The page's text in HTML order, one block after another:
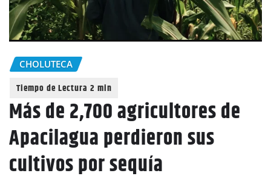
CHOLUTECA
Más de 2,700 agricultores de
Apacilagua perdieron sus
cultivos por sequía